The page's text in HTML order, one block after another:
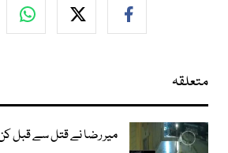
متعلقہ
میر رضا نے قتل سے قبل کن